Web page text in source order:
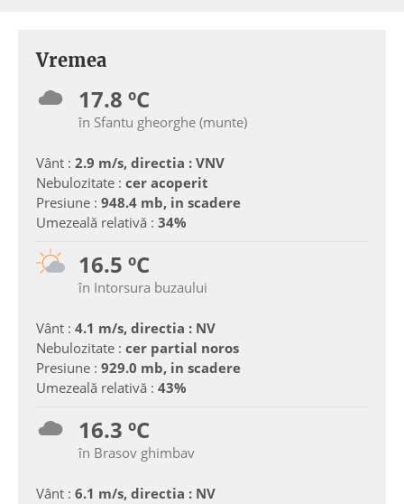
Vremea
17.8 ºC
în Sfantu gheorghe (munte)
Vânt : 2.9 m/s, directia : VNV
Nebulozitate : cer acoperit
Presiune : 948.4 mb, in scadere
Umezeală relativă : 34%
16.5 ºC
în Intorsura buzaului
Vânt : 4.1 m/s, directia : NV
Nebulozitate : cer partial noros
Presiune : 929.0 mb, in scadere
Umezeală relativă : 43%
16.3 ºC
în Brasov ghimbav
Vânt : 6.1 m/s, directia : NV